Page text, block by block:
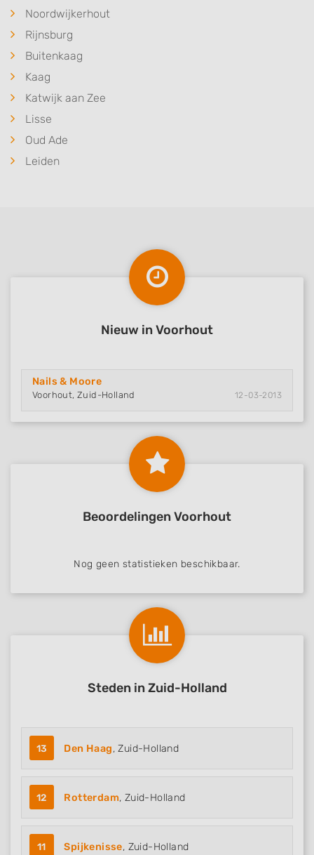
Noordwijkerhout
Rijnsburg
Buitenkaag
Kaag
Katwijk aan Zee
Lisse
Oud Ade
Leiden
Nieuw in Voorhout
Nails & Moore
Voorhout, Zuid-Holland 12-03-2013
Beoordelingen Voorhout
Nog geen statistieken beschikbaar.
Steden in Zuid-Holland
13 Den Haag, Zuid-Holland
12 Rotterdam, Zuid-Holland
11 Spijkenisse, Zuid-Holland